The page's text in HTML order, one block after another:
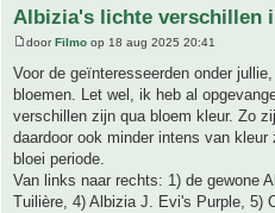
Albizia's lichte verschillen
doorFilmo op 18 aug 2025 20:41
Voor de geïnteresseerden onder
bloemen. Let wel, ik heb al
verschillen zijn qua bloem kleur. Zo
daardoor ook minder intens van
bloei periode.
Van links naar rechts: 1) de gewone
Tuilière, 4) Albizia J. Evi's Purple, 5)